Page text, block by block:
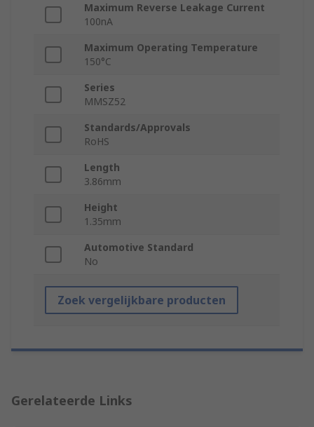
Maximum Reverse Leakage Current
100nA
Maximum Operating Temperature
150°C
Series
MMSZ52
Standards/Approvals
RoHS
Length
3.86mm
Height
1.35mm
Automotive Standard
No
Zoek vergelijkbare producten
Gerelateerde Links